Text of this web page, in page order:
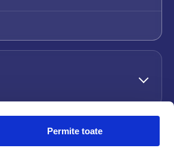
Permite toate